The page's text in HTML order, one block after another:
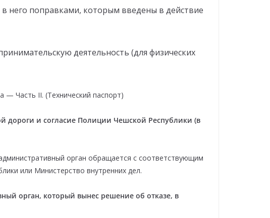
него поправками, которым введены в действие
деятельность (для физических
— Часть II. (Технический паспорт)
дороги и согласие Полиции Чешской Республики (в
орган обращается с соответствующим
или Министерство внутренних дел.
орган, который вынес решение об отказе, в